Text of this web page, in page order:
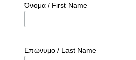
Όνομα / First Name
Επώνυμο / Last Name